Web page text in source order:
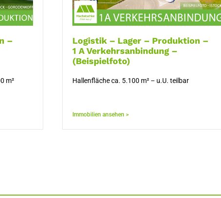
–
m²
Logistik – Lager – Produktion –
1 A Verkehrsanbindung –
(Beispielfoto)
Hallenfläche ca. 5.100 m² – u.U. teilbar
Immobilien ansehen >